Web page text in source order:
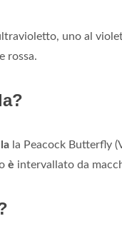
uno al
rossa.
la Peacock Butterfly
è intervallato da